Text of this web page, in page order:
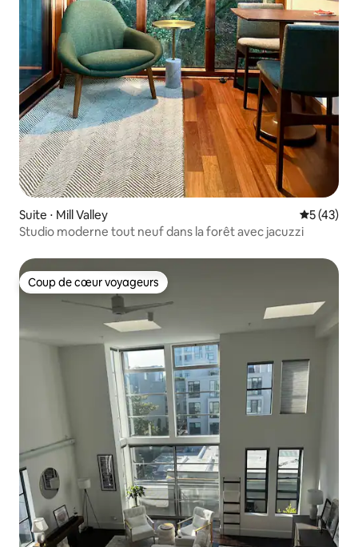
Suite ⋅ Mill Valley
5 (43)
Studio moderne tout neuf dans la forêt avec jacuzzi
Coup de cœur voyageurs
Coup de cœur voyageurs